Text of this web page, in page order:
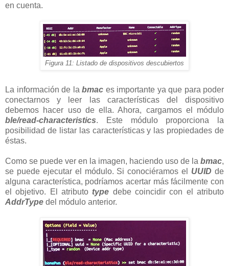
en cuenta.
Figura 11: Listado de dispositivos descubiertos
La información de la bmac es importante ya que para poder
conectarnos y leer las características del dispositivo
debemos hacer uso de ella. Ahora, cargamos el módulo
ble/read-characteristics. Este módulo proporciona la
posibilidad de listar las características y las propiedades de
éstas.
Como se puede ver en la imagen, haciendo uso de la bmac,
se puede ejecutar el módulo. Si conociéramos el UUID de
alguna característica, podríamos acertar más fácilmente con
el objetivo. El atributo type debe coincidir con el atributo
AddrType del módulo anterior.